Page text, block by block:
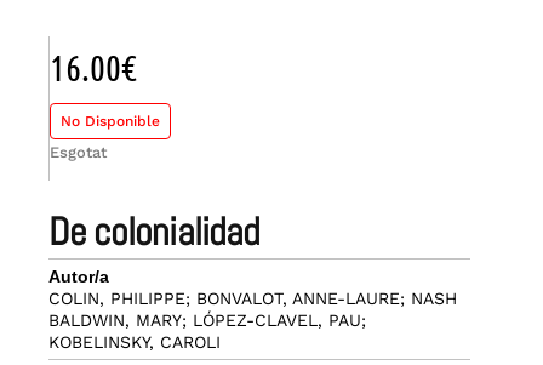
de colonialidad
Autor/a
COLIN, PHILIPPE; BONVALOT, ANNE-LAURE; NASH
BALDWIN, MARY; LÓPEZ-CLAVEL, PAU;
KOBELINSKY, CAROLI
16.00€
No Disponible
Esgotat